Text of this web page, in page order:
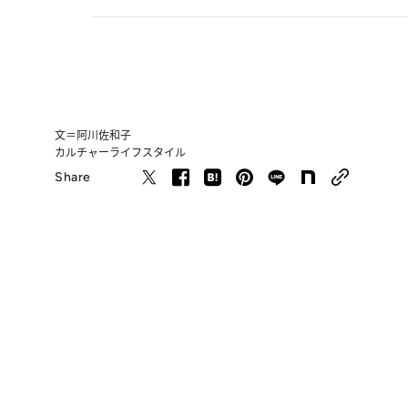
文＝阿川佐和子
カルチャーライフスタイル
Share